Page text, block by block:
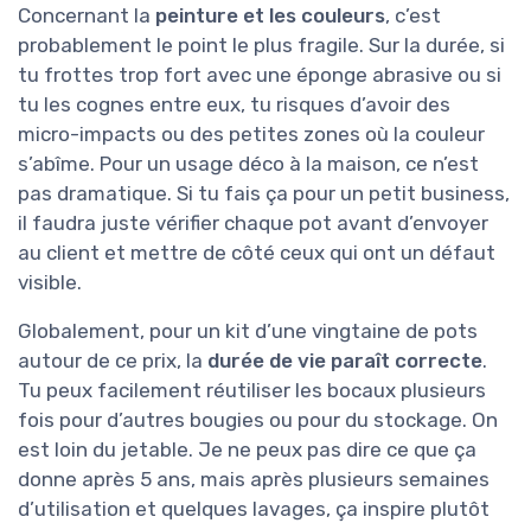
Concernant la peinture et les couleurs, c’est
probablement le point le plus fragile. Sur la durée, si
tu frottes trop fort avec une éponge abrasive ou si
tu les cognes entre eux, tu risques d’avoir des
micro-impacts ou des petites zones où la couleur
s’abîme. Pour un usage déco à la maison, ce n’est
pas dramatique. Si tu fais ça pour un petit business,
il faudra juste vérifier chaque pot avant d’envoyer
au client et mettre de côté ceux qui ont un défaut
visible.
Globalement, pour un kit d’une vingtaine de pots
autour de ce prix, la durée de vie paraît correcte.
Tu peux facilement réutiliser les bocaux plusieurs
fois pour d’autres bougies ou pour du stockage. On
est loin du jetable. Je ne peux pas dire ce que ça
donne après 5 ans, mais après plusieurs semaines
d’utilisation et quelques lavages, ça inspire plutôt